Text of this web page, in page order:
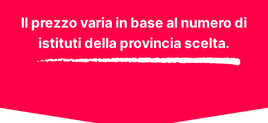
Il prezzo varia in base al numero di
istituti della provincia scelta.